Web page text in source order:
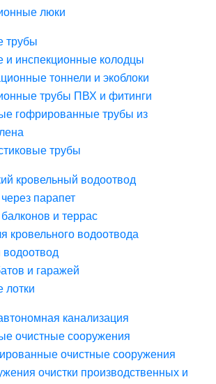
люки
трубы
инспекционные колодцы
тоннели и экоблоки
трубы ПВХ и фитинги
гофрированные трубы из
трубы
кровельный водоотвод
парапет
и террас
кровельного водоотвода
и гаражей
канализация
очистные сооружения
очистные сооружения
очистки производственных и